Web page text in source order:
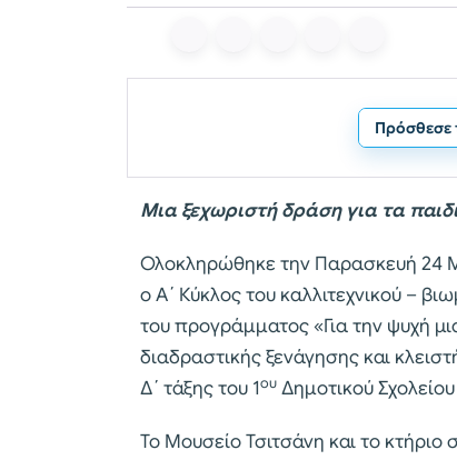
Πρόσθεσε
Μια ξεχωριστή δράση για τα
Ολοκληρώθηκε την Παρασκευή 24
ο Α΄ Κύκλος του καλλιτεχνικού –
του προγράμματος «Για την ψυχή
διαδραστικής ξενάγησης και
Δ΄ τάξης του 1ου Δημοτικού
Το Μουσείο Τσιτσάνη και το κτήριο